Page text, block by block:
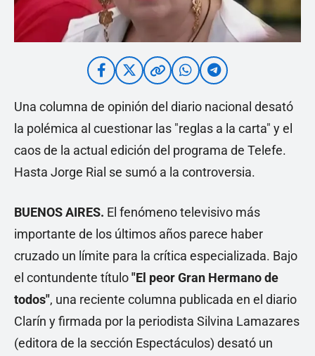
Una columna de opinión del diario nacional desató
la polémica al cuestionar las "reglas a la carta" y el
caos de la actual edición del programa de Telefe.
Hasta Jorge Rial se sumó a la controversia.
BUENOS AIRES. El fenómeno televisivo más
importante de los últimos años parece haber
cruzado un límite para la crítica especializada. Bajo
el contundente título"El peor Gran Hermano de
todos", una reciente columna publicada en el diario
Clarín y firmada por la periodista Silvina Lamazares
(editora de la sección Espectáculos) desató un